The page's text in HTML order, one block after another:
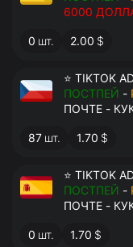
6000
ЗАПОЛНЕН
0 шт. 2.00 $
⭐ TIKTOK
ПОСТПЕЙ -
ПОЧТЕ -
87 шт. 1.70 $
⭐ TIKTOK
ПОСТПЕЙ -
ПОЧТЕ -
0 шт. 1.70 $